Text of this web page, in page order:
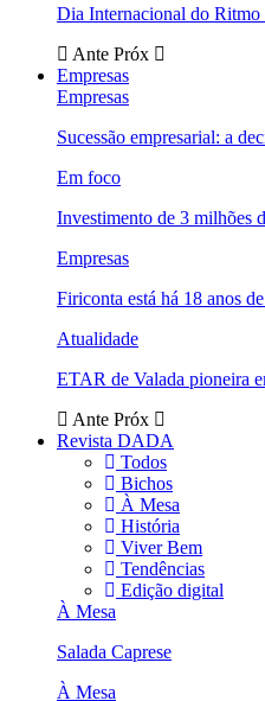
Dia Internacional do Ritmo
Ante Próx
Empresas
Empresas
Sucessão empresarial: a
Em foco
Investimento de 3 milhões
Empresas
Firiconta está há 18 anos
Atualidade
ETAR de Valada pioneira
Ante Próx
Revista DADA
Todos
Bichos
À Mesa
História
Viver Bem
Tendências
Edição digital
À Mesa
Salada Caprese
À Mesa